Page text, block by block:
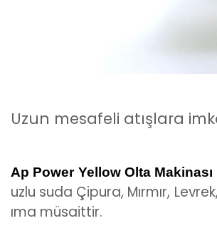
Uzun mesafeli atışlara
Ap Power Yellow Olta Makinası
uzlu suda Çipura, Mırmır,
ıma müsaittir.